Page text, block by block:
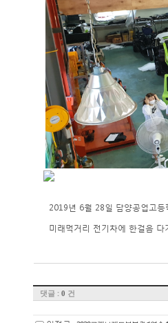
2019년 6월 28일 담양공업고
미래먹거리 전기차에 한걸음
댓글 : 0 건